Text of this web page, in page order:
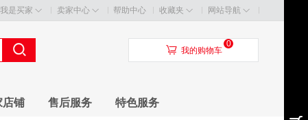
我是买家 卖家中心 帮助中心 收藏夹 网站导航
󰃦 我的购物车
0
店铺 售后服务 特色服务